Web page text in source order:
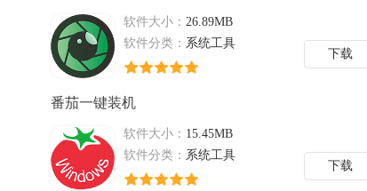
软件大小： 26.89MB
软件分类： 系统工具
下载
番茄一键装机
软件大小： 15.45MB
软件分类： 系统工具
下载